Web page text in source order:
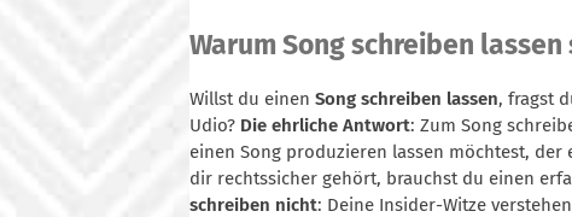
Warum Song schreiben
Willst du einen Song schreiben lassen, fragst
Udio? Die ehrliche Antwort: Zum Song
einen Song produzieren lassen möchtest,
dir rechtssicher gehört, brauchst du einen
schreiben nicht: Deine Insider-Witze